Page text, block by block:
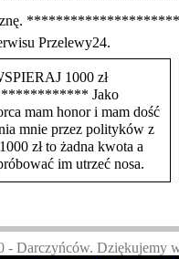
darowiznę.
Przelewy24.
1000 zł
Jako
mam honor i mam dość
mnie przez polityków z
zł to żadna kwota a
im utrzeć nosa.
- Darczyńców. Dziękujemy